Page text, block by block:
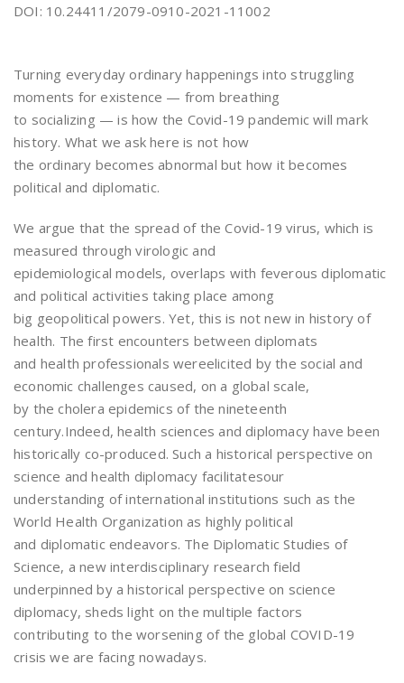
DOI: 10.24411/2079-0910-2021-11002
Turning everyday ordinary happenings into struggling
moments for existence — from breathing
to socializing — is how the Covid-19 pandemic will mark
history. What we ask here is not how
the ordinary becomes abnormal but how it becomes
political and diplomatic.
We argue that the spread of the Covid-19 virus, which is
measured through virologic and
epidemiological models, overlaps with feverous diplomatic
and political activities taking place among
big geopolitical powers. Yet, this is not new in history of
health. The first encounters between diplomats
and health professionals wereelicited by the social and
economic challenges caused, on a global scale,
by the cholera epidemics of the nineteenth
century.Indeed, health sciences and diplomacy have been
historically co-produced. Such a historical perspective on
science and health diplomacy facilitatesour
understanding of international institutions such as the
World Health Organization as highly political
and diplomatic endeavors. The Diplomatic Studies of
Science, a new interdisciplinary research field
underpinned by a historical perspective on science
diplomacy, sheds light on the multiple factors
contributing to the worsening of the global COVID-19
crisis we are facing nowadays.